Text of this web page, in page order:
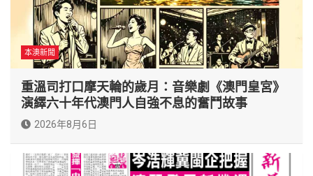
本澳新聞
重溫司打口摩天輪的歲月：音樂劇《澳門皇宮》
演繹六十年代澳門人自強不息的奮鬥故事
2026年8月6日